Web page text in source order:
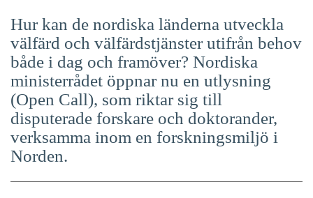
Hur kan de nordiska länderna utveckla
välfärd och välfärdstjänster utifrån behov
både i dag och framöver? Nordiska
ministerrådet öppnar nu en utlysning
(Open Call), som riktar sig till
disputerade forskare och doktorander,
verksamma inom en forskningsmiljö i
Norden.